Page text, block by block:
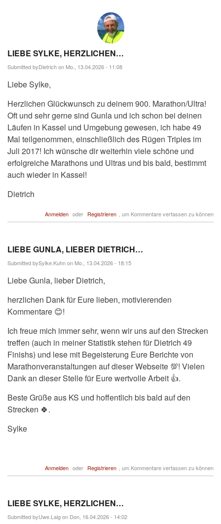
LIEBE SYLKE, HERZLICHEN…
Submitted byDietrichon Mo., 13.04.2026 - 11:08
Liebe Sylke,
Herzlichen Glückwunsch zu deinem 900. Marathon/Ultra!
Oft und sehr gerne sind Gunla und ich schon bei deinen
Läufen in Kassel und Umgebung gewesen, ich habe 49
Mal teilgenommen, einschließlich des Rügen Triples im
Juli 2017! Ich wünsche dir weiterhin viele schöne und
erfolgreiche Marathons und Ultras und bis bald, bestimmt
auch wieder in Kassel!
Dietrich
Anmelden oder Registrieren , um Kommentare verfassen zu können
LIEBE GUNLA, LIEBER DIETRICH…
Submitted bySylke.Kuhnon Mo., 13.04.2026 - 18:15
Liebe Gunla, lieber Dietrich,
herzlichen Dank für Eure lieben, motivierenden
Kommentare 😊!
Ich freue mich immer sehr, wenn wir uns auf den Strecken
treffen (auch in meiner Statistik stehen für Dietrich 49
Finishs) und lese mit Begeisterung Eure Berichte von
Marathonveranstaltungen auf dieser Webseite 💯! Vielen
Dank an dieser Stelle für Eure wertvolle Arbeit 👍.
Beste Grüße aus KS und hoffentlich bis bald auf den
Strecken 🍀.
Sylke
Anmelden oder Registrieren , um Kommentare verfassen zu können
LIEBE SYLKE, HERZLICHEN…
Submitted byUwe.Laigon Don, 16.04.2026 - 14:02